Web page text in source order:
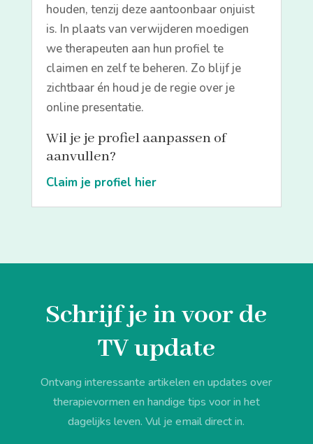
houden, tenzij deze aantoonbaar onjuist
is. In plaats van verwijderen moedigen
we therapeuten aan hun profiel te
claimen en zelf te beheren. Zo blijf je
zichtbaar én houd je de regie over je
online presentatie.
Wil je je profiel aanpassen of
aanvullen?
Claim je profiel hier
Schrijf je in voor de
TV update
Ontvang interessante artikelen en updates over
therapievormen en handige tips voor in het
dagelijks leven. Vul je email direct in.